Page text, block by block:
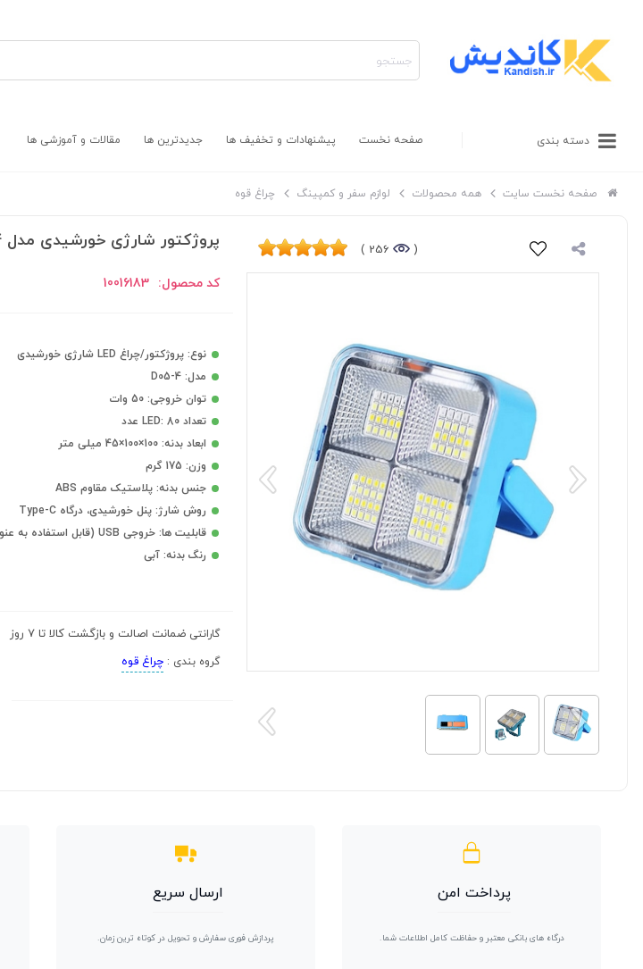
دسته بندی صفحه نخست پیشنهادات و تخفیف ها جدیدترین ها مقالات و آموزشی ها
صفحه نخست سایت همه محصولات لوازم سفر و کمپینگ چراغ قوه
(
256 ) پروژکتور شارژی خورشیدی مدل D05-4 پاوربانک دار
کد محصول: 10016183
نوع: پروژکتور/چراغ LED شارژی خورشیدی
مدل: D05-4
توان خروجی: 50 وات
تعداد LED: 80 عدد
ابعاد بدنه: 100×100×45 میلی متر
وزن: 175 گرم
جنس بدنه: پلاستیک مقاوم ABS
روش شارژ: پنل خورشیدی، درگاه Type-C
قابلیت ها: خروجی USB (قابل استفاده به عنوان پاوربانک)
رنگ بدنه: آبی
گارانتی ضمانت اصالت و بازگشت کالا تا 7 روز
گروه بندی :چراغ قوه
پرداخت امن
درگاه های بانکی معتبر و حفاظت کامل اطلاعات شما.
ارسال سریع
پردازش فوری سفارش و تحویل در کوتاه ترین زمان.